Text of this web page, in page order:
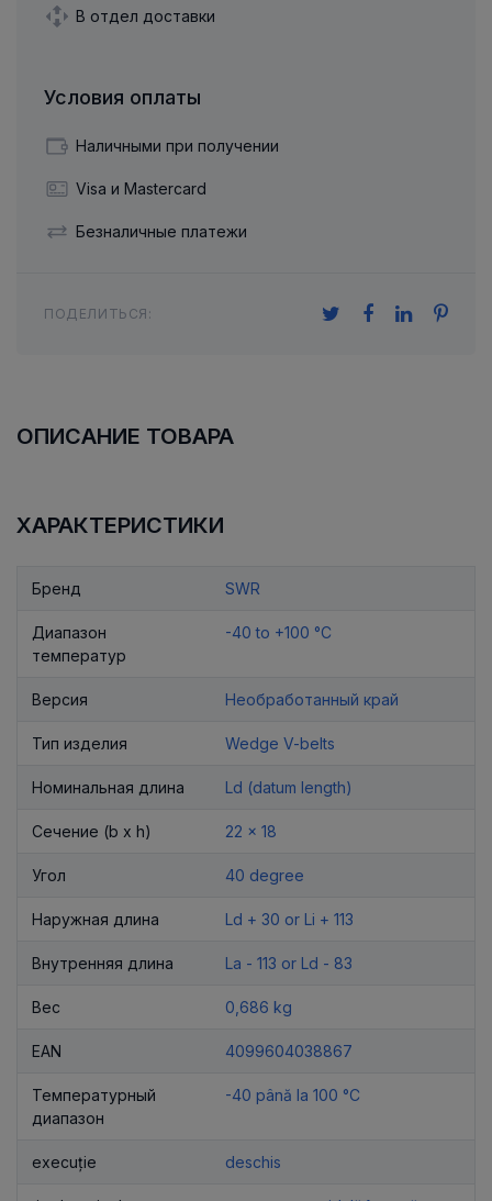
В отдел доставки
Условия оплаты
Наличными при получении
Visa и Mastercard
Безналичные платежи
ПОДЕЛИТЬСЯ:
ОПИСАНИЕ ТОВАРА
ХАРАКТЕРИСТИКИ
Бренд SWR
Диапазон
температур
-40 to +100 °C
Версия Необработанный край
Тип изделия Wedge V-belts
Номинальная длина Ld (datum length)
Сечение (b x h) 22 x 18
Угол 40 degree
Наружная длина Ld + 30 or Li + 113
Внутренняя длина La - 113 or Ld - 83
Вес 0,686 kg
EAN 4099604038867
Температурный
диапазон
-40 până la 100 °C
execuție deschis